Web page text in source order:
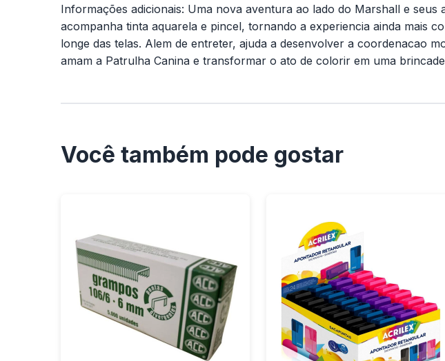
Informações adicionais: Uma nova aventura ao lado do Marshall e
acompanha tinta aquarela e pincel, tornando a experiencia ainda mais
longe das telas. Alem de entreter, ajuda a desenvolver a coordenacao
amam a Patrulha Canina e transformar o ato de colorir em uma
Você também pode gostar